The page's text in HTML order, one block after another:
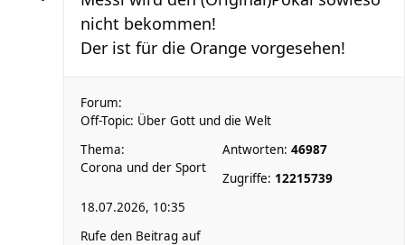
nicht bekommen!
Der ist für die Orange vorgesehen!
Forum:
Off-Topic: Über Gott und die Welt
Thema:
Corona und der Sport
Antworten: 46987
Zugriffe: 12215739
18.07.2026, 10:35
Rufe den Beitrag auf